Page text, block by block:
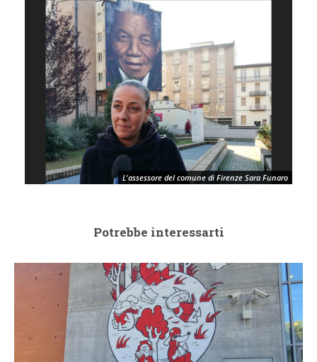
L'assessore del comune di Firenze Sara Funaro
Potrebbe interessarti